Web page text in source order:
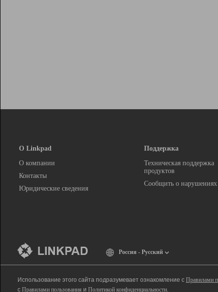
О Linkpad
О компании
Контакты
Юридические сведения
Поддержка
Техническая поддержка
продуктов
Сообщить о нарушениях
Россия - Русский
Использование этого сайта подразумевает ознакомление с Правилами
с Правилами пользования и Политикой конфиденциальности.